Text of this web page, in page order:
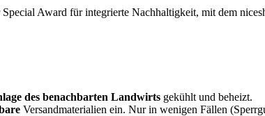
Award für integrierte Nachhaltigkeit, mit dem
des benachbarten Landwirts gekühlt und beheizt.
Versandmaterialien ein. Nur in wenigen Fällen